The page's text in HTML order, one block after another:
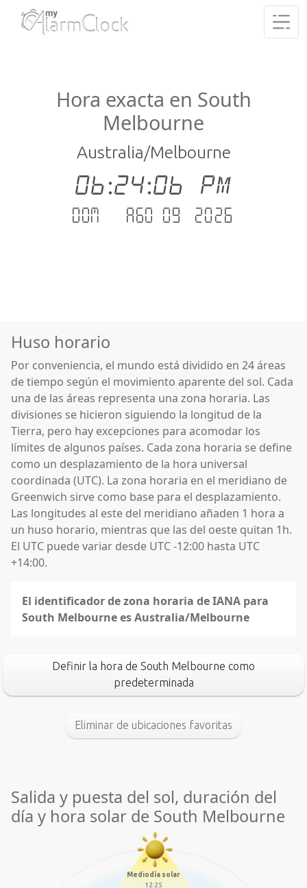
Hora exacta en South
Melbourne
Australia/Melbourne
06:24:07 PM
dom. - ago 09 .2026
Huso horario
Por conveniencia, el mundo está dividido en 24 áreas
de tiempo según el movimiento aparente del sol. Cada
una de las áreas representa una zona horaria. Las
divisiones se hicieron siguiendo la longitud de la
Tierra, pero hay excepciones para acomodar los
límites de algunos países. Cada zona horaria se define
como un desplazamiento de la hora universal
coordinada (UTC). La zona horaria en el meridiano de
Greenwich sirve como base para el desplazamiento.
Las longitudes al este del meridiano añaden 1 hora a
un huso horario, mientras que las del oeste quitan 1h.
El UTC puede variar desde UTC -12:00 hasta UTC
+14:00.
El identificador de zona horaria de IANA para
South Melbourne es Australia/Melbourne
Definir la hora de South Melbourne como
predeterminada
Eliminar de ubicaciones favoritas
Salida y puesta del sol, duración del
día y hora solar de South Melbourne
Mediodía solar
12:25